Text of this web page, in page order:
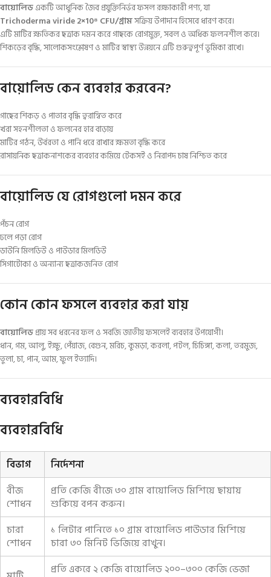
বায়োলিডএকটি আধুনিক জৈব প্রযুক্তিনির্ভর ফসল রক্ষাকারী পণ্য, যা
Trichoderma viride 2×10⁸ CFU/গ্রামসক্রিয় উপাদান হিসেবে ধারণ করে।
এটি মাটির ক্ষতিকর ছত্রাক দমন করে গাছকে রোগমুক্ত, সবল ও অধিক ফলনশীল করে।
শিকড়ের বৃদ্ধি, সালোকসংশ্লেষণ ও মাটির স্বাস্থ্য উন্নয়নে এটি গুরুত্বপূর্ণ ভূমিকা রাখে।
বায়োলিড কেন ব্যবহার করবেন?
গাছের শিকড় ও পাতার বৃদ্ধি ত্বরান্বিত করে
খরা সহনশীলতা ও ফলনের হার বাড়ায়
মাটির গঠন, উর্বরতা ও পানি ধরে রাখার ক্ষমতা বৃদ্ধি করে
রাসায়নিক ছত্রাকনাশকের ব্যবহার কমিয়ে টেকসই ও নিরাপদ চাষ নিশ্চিত করে
বায়োলিড যে রোগগুলো দমন করে
পঁচন রোগ
ঢলে পড়া রোগ
ডাউনি মিলডিউ ও পাউডার মিলডিউ
সিগাটোকা ও অন্যান্য ছত্রাকজনিত রোগ
কোন কোন ফসলে ব্যবহার করা যায়
বায়োলিডপ্রায় সব ধরনের ফল ও সবজি জাতীয় ফসলেই ব্যবহার উপযোগী।
ধান, গম, আলু, ইক্ষু, পেঁয়াজ, বেগুন, মরিচ, কুমড়া, করলা, পটল, চিচিঙ্গা, কলা, তরমুজ,
তুলা, চা, পান, আম, ফুল ইত্যাদি।
ব্যবহারবিধি
ব্যবহারবিধি
বিভাগ
নির্দেশনা
বীজ
শোধন
প্রতি কেজি বীজে ৩০ গ্রাম বায়োলিড মিশিয়ে ছায়ায়
শুকিয়ে বপন করুন।
চারা
শোধন
১ লিটার পানিতে ১০ গ্রাম বায়োলিড পাউডার মিশিয়ে
চারা ৩০ মিনিট ভিজিয়ে রাখুন।
প্রতি একরে ২ কেজি বায়োলিড ২০০–৩০০ কেজি ভেজা